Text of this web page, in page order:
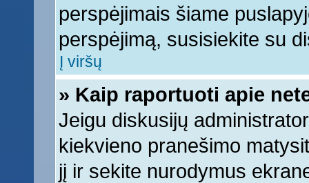
perspėjimais šiame
perspėjimą, susisiekite su
Į viršų
» Kaip raportuoti apie
Jeigu diskusijų
kiekvieno pranešimo
jį ir sekite nurodymus